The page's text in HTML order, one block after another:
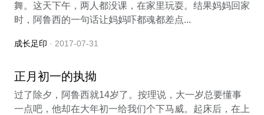
舞。这天下午，两人都没课，在家里玩耍。结果妈妈回家
时，阿鲁西的一句话让妈妈吓都魂都差点...
成长足印 · 2017-07-31
正月初一的执拗
过了除夕，阿鲁西就14岁了。按理说，大一岁总要懂事
一点吧，他却在大年初一给我们个下马威。起床后，在上